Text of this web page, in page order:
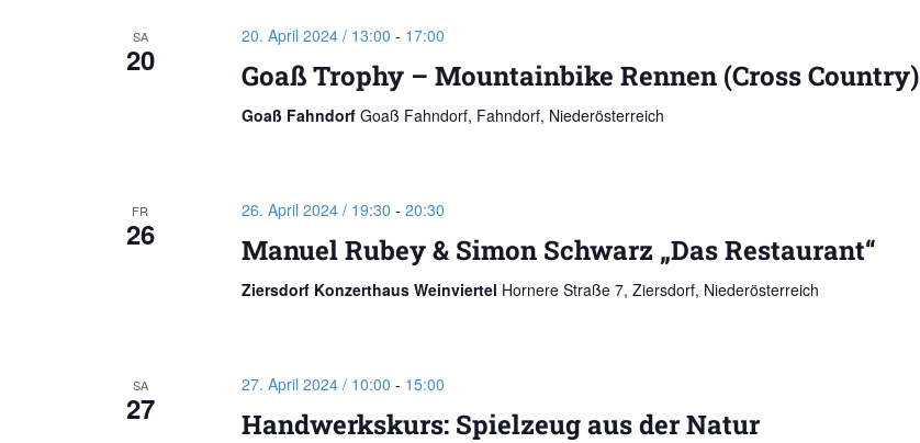
SA
20
20. April 2024 / 13:00 - 17:00
Goaß Trophy – Mountainbike Rennen (Cross Country)
Goaß Fahndorf Goaß Fahndorf, Fahndorf, Niederösterreich
FR
26
26. April 2024 / 19:30 - 20:30
Manuel Rubey & Simon Schwarz „Das Restaurant“
Ziersdorf Konzerthaus Weinviertel Hornere Straße 7, Ziersdorf, Niederösterreich
SA
27
27. April 2024 / 10:00 - 15:00
Handwerkskurs: Spielzeug aus der Natur